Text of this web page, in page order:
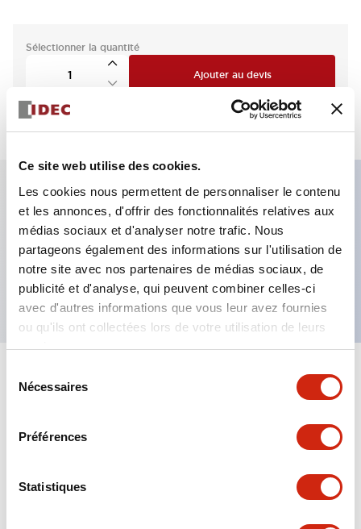
Ce site web utilise des cookies.
Les cookies nous permettent de personnaliser le contenu
et les annonces, d'offrir des fonctionnalités relatives aux
médias sociaux et d'analyser notre trafic. Nous
partageons également des informations sur l'utilisation de
notre site avec nos partenaires de médias sociaux, de
publicité et d'analyse, qui peuvent combiner celles-ci
avec d'autres informations que vous leur avez fournies
ou qu'ils ont collectées lors de votre utilisation de leurs
services.
Nécessaires
Préférences
Statistiques
Sélectionner la quantité
Ajouter au devis
Caractéristiques clés
Bouton-poussoir allongé, 3 contacts NO, borne à
vis apparente, bouton vert
Spécifications Tout développer+